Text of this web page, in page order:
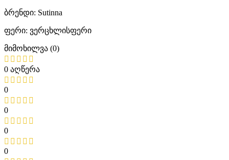
ბრენდი: Sutinna
ფერი: ვერცხლისფერი
მიმოხილვა (0)
0 აღწერა
0
0
0
0